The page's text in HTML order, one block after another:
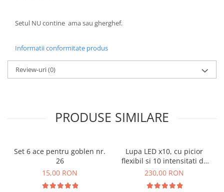
Setul NU contine ama sau gherghef.
Informatii conformitate produs
Review-uri(0)
PRODUSE SIMILARE
Set 6 ace pentru goblen nr.
26
15,00 RON
Lupa LED x10, cu picior
flexibil si 10 intensitati de
lumina
230,00 RON